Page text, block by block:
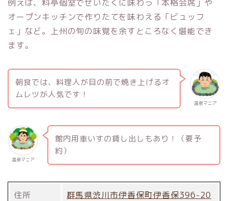
例えば、料亭個室でぜいたくに味わう「本格会席」や
オープンキッチンで作りたてを味わえる「ビュッフ
ェ」など。上州の旬の味覚を余すところなく堪能でき
ます。
温泉マニア
朝食では、料理人が目の前で焼き上げるオ
ムレツが人気です！
温泉マニア
館内用車いすの貸し出しもあり！（要予
約）
住所 群馬県渋川市伊香保町伊香保396-20